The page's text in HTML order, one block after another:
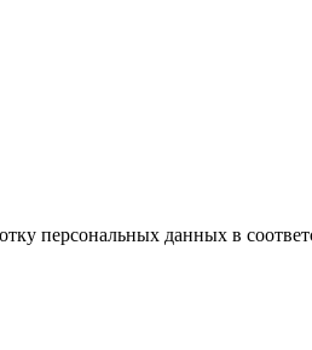
персональных данных в